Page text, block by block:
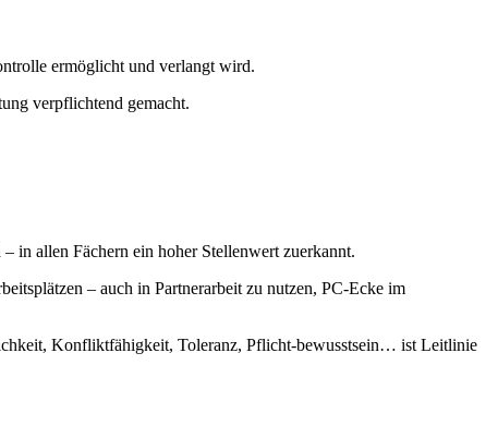
ermöglicht und verlangt wird.
verpflichtend gemacht.
in allen Fächern ein hoher Stellenwert zuerkannt.
– auch in Partnerarbeit zu nutzen, PC-Ecke im
Konfliktfähigkeit, Toleranz, Pflicht-bewusstsein… ist Leitlinie